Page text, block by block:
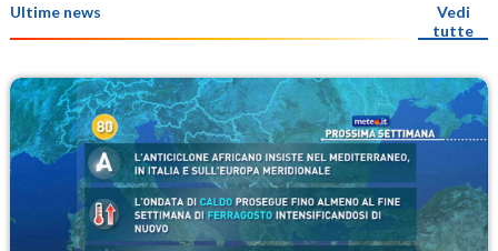
Ultime news
Vedi
tutte